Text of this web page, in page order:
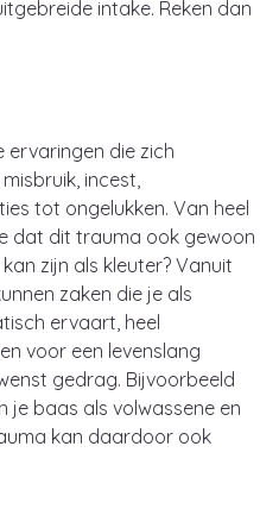
intake. Reken dan
die zich
incest,
tot ongelukken. Van heel
dat dit trauma ook gewoon
zijn als kleuter? Vanuit
zaken die je als
ervaart, heel
voor een levenslang
gedrag. Bijvoorbeeld
baas als volwassene en
kan daardoor ook